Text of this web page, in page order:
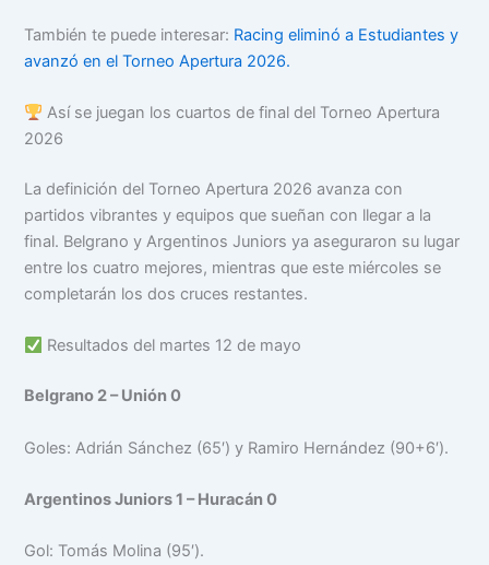
También te puede interesar: Racing eliminó a Estudiantes y
avanzó en el Torneo Apertura 2026.
Así se juegan los cuartos de final del Torneo Apertura
2026
La definición del Torneo Apertura 2026 avanza con
partidos vibrantes y equipos que sueñan con llegar a la
final. Belgrano y Argentinos Juniors ya aseguraron su lugar
entre los cuatro mejores, mientras que este miércoles se
completarán los dos cruces restantes.
Resultados del martes 12 de mayo
Belgrano 2 – Unión 0
Goles: Adrián Sánchez (65′) y Ramiro Hernández (90+6′).
Argentinos Juniors 1 – Huracán 0
Gol: Tomás Molina (95′).